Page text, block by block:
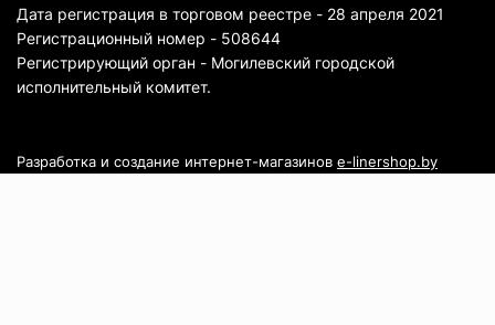
Дата регистрация в торговом реестре - 28 апреля 2021
Регистрационный номер - 508644
Регистрирующий орган - Могилевский городской
исполнительный комитет.
Разработка и создание интернет-магазинов e-linershop.by